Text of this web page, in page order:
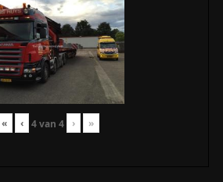
« ‹ 4van 4 › »